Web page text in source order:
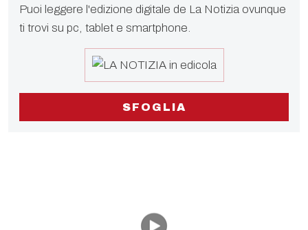
Puoi leggere l'edizione digitale de La Notizia ovunque
ti trovi su pc, tablet e smartphone.
SFOGLIA